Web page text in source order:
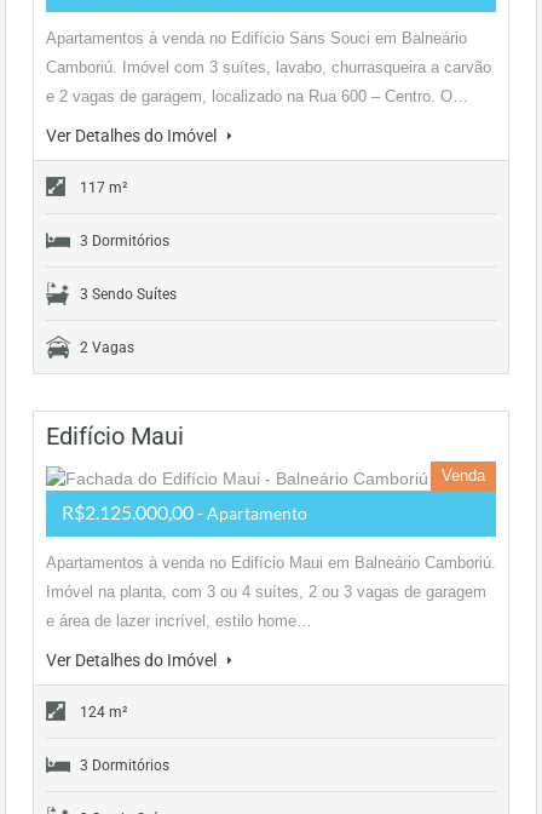
Apartamentos à venda no Edifício Sans Souci em Balneário
Camboriú. Imóvel com 3 suítes, lavabo, churrasqueira a carvão
e 2 vagas de garagem, localizado na Rua 600 – Centro. O…
Ver Detalhes do Imóvel
117 m²
3 Dormitórios
3 Sendo Suítes
2 Vagas
Edifício Maui
Venda
R$2.125.000,00- Apartamento
Apartamentos à venda no Edifício Maui em Balneário Camboriú.
Imóvel na planta, com 3 ou 4 suítes, 2 ou 3 vagas de garagem
e área de lazer incrível, estilo home…
Ver Detalhes do Imóvel
124 m²
3 Dormitórios